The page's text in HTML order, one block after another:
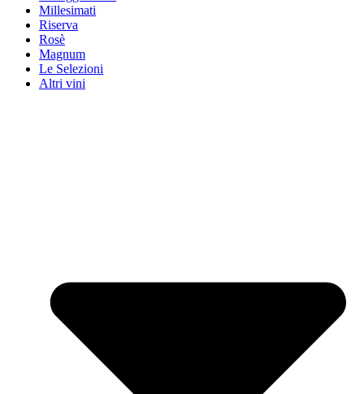
Millesimati
Riserva
Rosè
Magnum
Le Selezioni
Altri vini